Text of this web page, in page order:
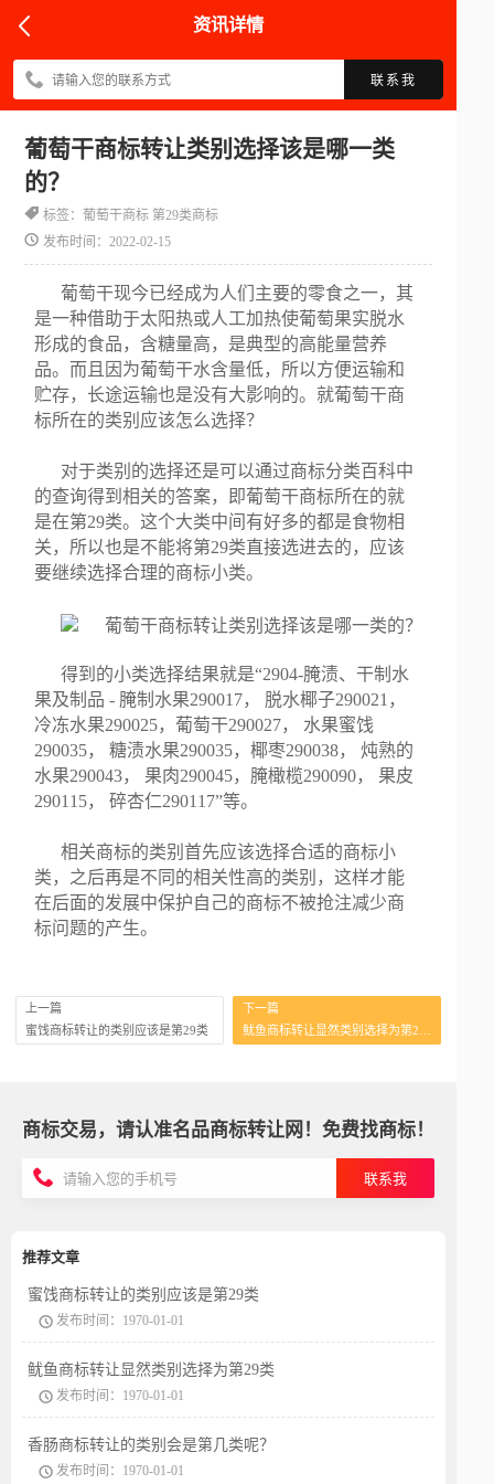
资讯详情
联系我
葡萄干商标转让类别选择该是哪一类
的？
标签：葡萄干商标 第29类商标
发布时间：2022-02-15
葡萄干现今已经成为人们主要的零食之一，其
是一种借助于太阳热或人工加热使葡萄果实脱水
形成的食品，含糖量高，是典型的高能量营养
品。而且因为葡萄干水含量低，所以方便运输和
贮存，长途运输也是没有大影响的。就葡萄干商
标所在的类别应该怎么选择？
对于类别的选择还是可以通过商标分类百科中
的查询得到相关的答案，即葡萄干商标所在的就
是在第29类。这个大类中间有好多的都是食物相
关，所以也是不能将第29类直接选进去的，应该
要继续选择合理的商标小类。
得到的小类选择结果就是“2904-腌渍、干制水
果及制品 - 腌制水果290017， 脱水椰子290021，
冷冻水果290025，葡萄干290027， 水果蜜饯
290035， 糖渍水果290035，椰枣290038， 炖熟的
水果290043， 果肉290045，腌橄榄290090， 果皮
290115， 碎杏仁290117”等。
相关商标的类别首先应该选择合适的商标小
类，之后再是不同的相关性高的类别，这样才能
在后面的发展中保护自己的商标不被抢注减少商
标问题的产生。
上一篇
蜜饯商标转让的类别应该是第29类
下一篇
商标交易，请认准名品商标转让网！免费找商标！
联系我
推荐文章
蜜饯商标转让的类别应该是第29类
发布时间：1970-01-01
鱿鱼商标转让显然类别选择为第29类
发布时间：1970-01-01
香肠商标转让的类别会是第几类呢？
发布时间：1970-01-01